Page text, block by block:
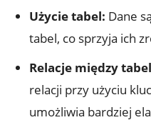
Użycie tabel: Dane⁢
tabel, co sprzyja ich
Relacje ⁤między
relacji⁢ przy użyciu
umożliwia bardziej